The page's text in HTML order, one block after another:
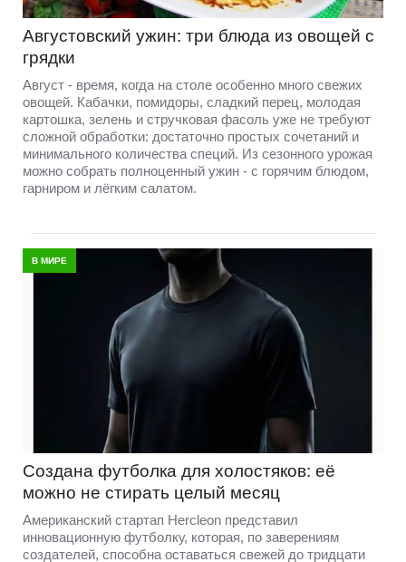
Августовский ужин: три блюда из овощей с
грядки
Август - время, когда на столе особенно много свежих
овощей. Кабачки, помидоры, сладкий перец, молодая
картошка, зелень и стручковая фасоль уже не требуют
сложной обработки: достаточно простых сочетаний и
минимального количества специй. Из сезонного урожая
можно собрать полноценный ужин - с горячим блюдом,
гарниром и лёгким салатом.
В МИРЕ
Создана футболка для холостяков: её
можно не стирать целый месяц
Американский стартап Hercleon представил
инновационную футболку, которая, по заверениям
создателей, способна оставаться свежей до тридцати